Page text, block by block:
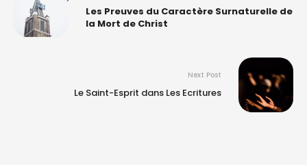
Les Preuves du Caractère Surnaturelle de
la Mort de Christ
Next Post
Le Saint-Esprit dans Les Ecritures